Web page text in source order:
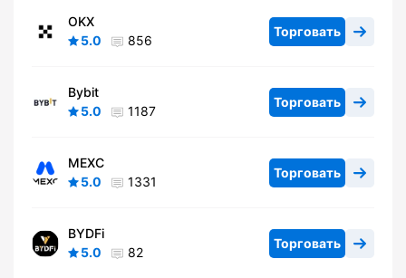
OKX
5.0
856
Торговать
Bybit
5.0
1187
Торговать
MEXC
5.0
1331
Торговать
BYDFi
5.0
82
Торговать